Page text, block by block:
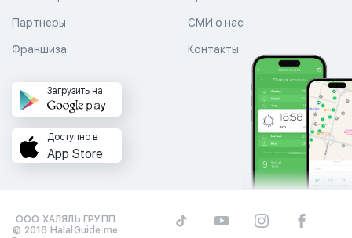
СМИ о нас
Контакты
Партнеры
Франшиза
Загрузить на
Доступно в
App Store
ООО ХАЛЯЛЬ ГРУПП
© 2018 HalalGuide.me